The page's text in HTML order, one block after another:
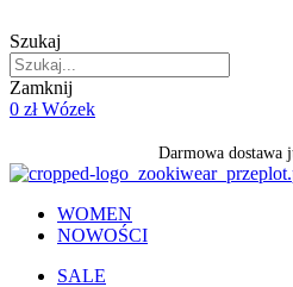
to
content
Szukaj
Zamknij
0 zł Wózek
Darmowa dostawa
WOMEN
NOWOŚCI
SALE